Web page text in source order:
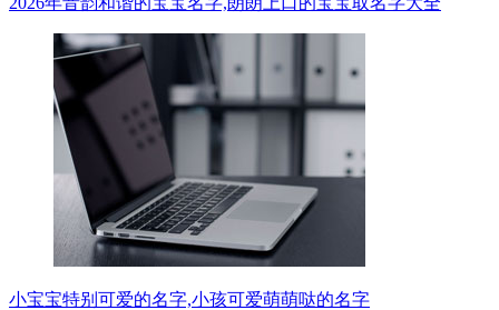
小宝宝特别可爱的名字,小孩可爱萌萌哒的名字